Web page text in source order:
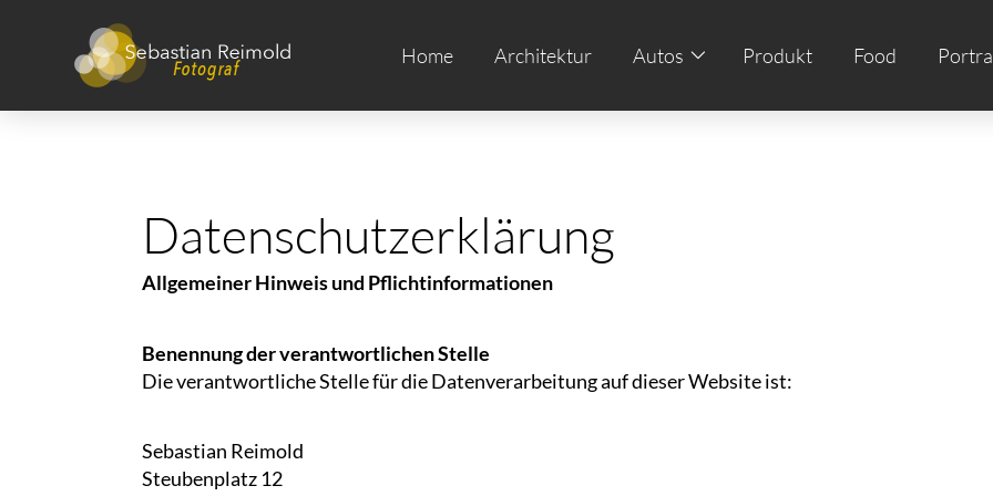
Home Architektur Autos Produkt Food
Datenschutzerklärung
Allgemeiner Hinweis und Pflichtinformationen
Benennung der verantwortlichen Stelle
Die verantwortliche Stelle für die Datenverarbeitung auf dieser Website ist:
Sebastian Reimold
Steubenplatz 12